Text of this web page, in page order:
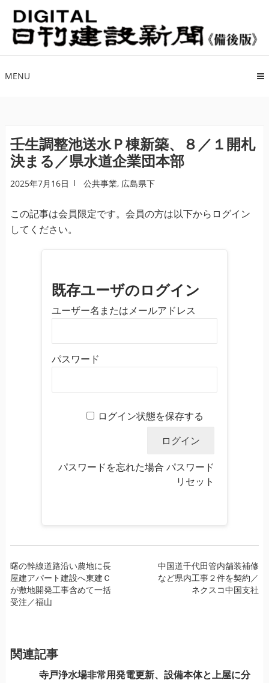
ナ
ビ
ゲ
シ
ス
キ
ッ
プ
コ
ン
テ
ツ
ッ
プ
MENU
壬生調整池送水Ｐ棟新築、８／１開札
決まる／県水道企業団本部
2025年7月16日 公共事業, 広島県下
この記事は会員限定です。会員の方は以下からログイン
してください。
既存ユーザのログイン
ユーザー名またはメールアドレス
パスワード
ログイン状態を保存する
パスワードを忘れた場合 パスワード
リセット
投
稿
ナ
ビ
シ
曙の幹線道路沿い農地に長
屋建アパート建設へ東建Ｃ
が敷地開発工事含めて一括
受注／福山
中国道千代田管内舗装補修
など県内工事２件を契約／
ネクスコ中国支社
関連記事
寺戸浄水場非常用発電更新、設備本体と上屋に分